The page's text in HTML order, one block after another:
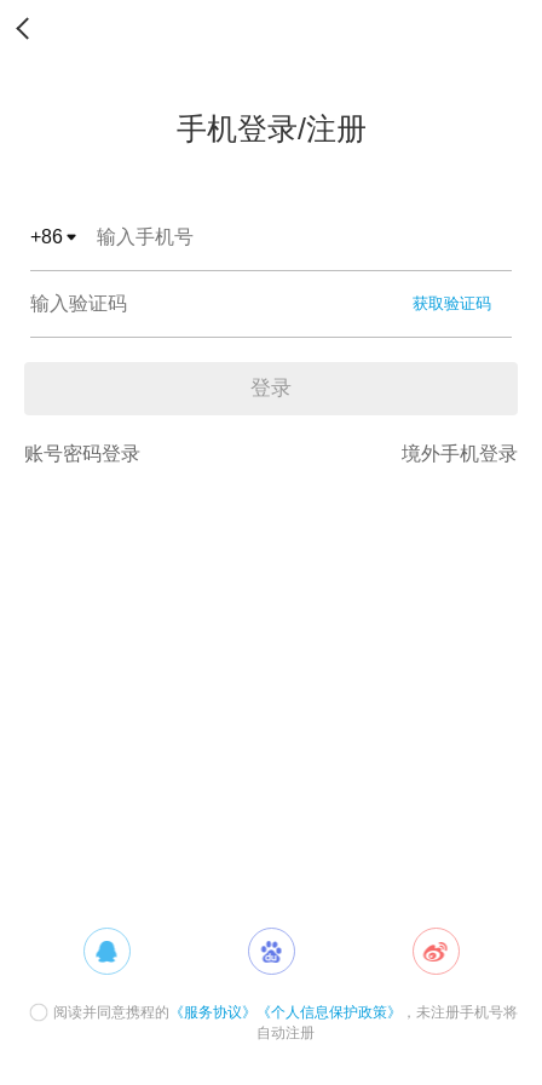
手机登录/注册
+86
获取验证码
登录
账号密码登录 境外手机登录
阅读并同意携程的 《服务协议》 《个人信息保护政策》
，未注册手机号将
自动注册